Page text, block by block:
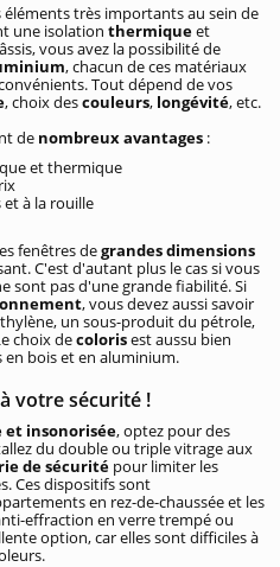
très importants au sein de
une isolation thermiqueet
vous avez la possibilité de
, chacun de ces matériaux
Tout dépend de vos
, choix descouleurs, longévité, etc.
de nombreux avantages :
et thermique
et à la rouille
fenêtres degrandes dimensions
C'est d'autant plus le cas si vous
sont pas d'une grande fiabilité. Si
, vous devez aussi savoir
un sous-produit du pétrole,
choix decolorisest aussu bien
en bois et en aluminium.
votre sécurité !
et insonorisée, optez pour des
du double ou triple vitrage aux
de sécurité pour limiter les
Ces dispositifs sont
en rez-de-chaussée et les
effraction en verre trempé ou
option, car elles sont difficiles à